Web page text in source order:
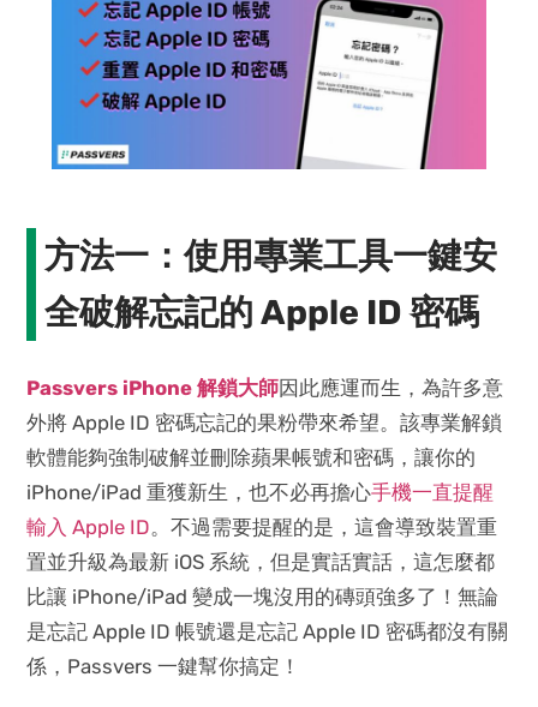
方法一：使用專業工具一鍵安
全破解忘記的 Apple ID 密碼
Passvers iPhone 解鎖大師因此應運而生，為許多意
外將 Apple ID 密碼忘記的果粉帶來希望。該專業解鎖
軟體能夠強制破解並刪除蘋果帳號和密碼，讓你的
iPhone/iPad 重獲新生，也不必再擔心手機一直提醒
輸入 Apple ID。不過需要提醒的是，這會導致裝置重
置並升級為最新 iOS 系統，但是實話實話，這怎麼都
比讓 iPhone/iPad 變成一塊沒用的磚頭強多了！無論
是忘記 Apple ID 帳號還是忘記 Apple ID 密碼都沒有關
係，Passvers 一鍵幫你搞定！